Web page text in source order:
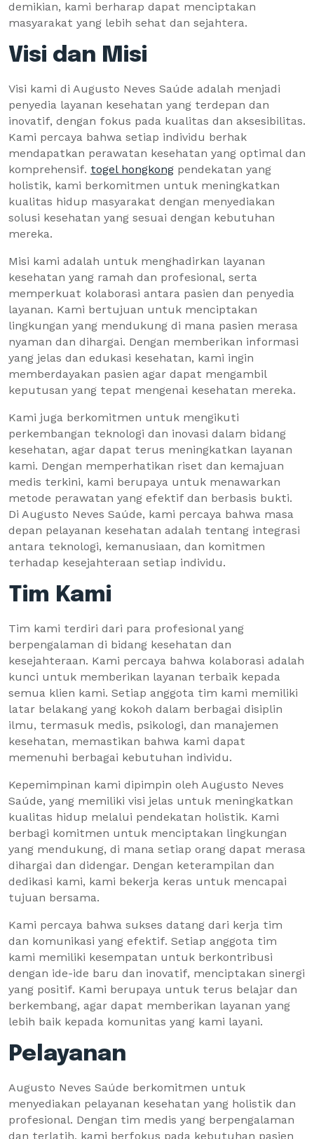
demikian, kami berharap dapat menciptakan
masyarakat yang lebih sehat dan sejahtera.
Visi dan Misi
Visi kami di Augusto Neves Saúde adalah menjadi
penyedia layanan kesehatan yang terdepan dan
inovatif, dengan fokus pada kualitas dan aksesibilitas.
Kami percaya bahwa setiap individu berhak
mendapatkan perawatan kesehatan yang optimal dan
komprehensif. togel hongkong pendekatan yang
holistik, kami berkomitmen untuk meningkatkan
kualitas hidup masyarakat dengan menyediakan
solusi kesehatan yang sesuai dengan kebutuhan
mereka.
Misi kami adalah untuk menghadirkan layanan
kesehatan yang ramah dan profesional, serta
memperkuat kolaborasi antara pasien dan penyedia
layanan. Kami bertujuan untuk menciptakan
lingkungan yang mendukung di mana pasien merasa
nyaman dan dihargai. Dengan memberikan informasi
yang jelas dan edukasi kesehatan, kami ingin
memberdayakan pasien agar dapat mengambil
keputusan yang tepat mengenai kesehatan mereka.
Kami juga berkomitmen untuk mengikuti
perkembangan teknologi dan inovasi dalam bidang
kesehatan, agar dapat terus meningkatkan layanan
kami. Dengan memperhatikan riset dan kemajuan
medis terkini, kami berupaya untuk menawarkan
metode perawatan yang efektif dan berbasis bukti.
Di Augusto Neves Saúde, kami percaya bahwa masa
depan pelayanan kesehatan adalah tentang integrasi
antara teknologi, kemanusiaan, dan komitmen
terhadap kesejahteraan setiap individu.
Tim Kami
Tim kami terdiri dari para profesional yang
berpengalaman di bidang kesehatan dan
kesejahteraan. Kami percaya bahwa kolaborasi adalah
kunci untuk memberikan layanan terbaik kepada
semua klien kami. Setiap anggota tim kami memiliki
latar belakang yang kokoh dalam berbagai disiplin
ilmu, termasuk medis, psikologi, dan manajemen
kesehatan, memastikan bahwa kami dapat
memenuhi berbagai kebutuhan individu.
Kepemimpinan kami dipimpin oleh Augusto Neves
Saúde, yang memiliki visi jelas untuk meningkatkan
kualitas hidup melalui pendekatan holistik. Kami
berbagi komitmen untuk menciptakan lingkungan
yang mendukung, di mana setiap orang dapat merasa
dihargai dan didengar. Dengan keterampilan dan
dedikasi kami, kami bekerja keras untuk mencapai
tujuan bersama.
Kami percaya bahwa sukses datang dari kerja tim
dan komunikasi yang efektif. Setiap anggota tim
kami memiliki kesempatan untuk berkontribusi
dengan ide-ide baru dan inovatif, menciptakan sinergi
yang positif. Kami berupaya untuk terus belajar dan
berkembang, agar dapat memberikan layanan yang
lebih baik kepada komunitas yang kami layani.
Pelayanan
Augusto Neves Saúde berkomitmen untuk
menyediakan pelayanan kesehatan yang holistik dan
profesional. Dengan tim medis yang berpengalaman
dan terlatih, kami berfokus pada kebutuhan pasien